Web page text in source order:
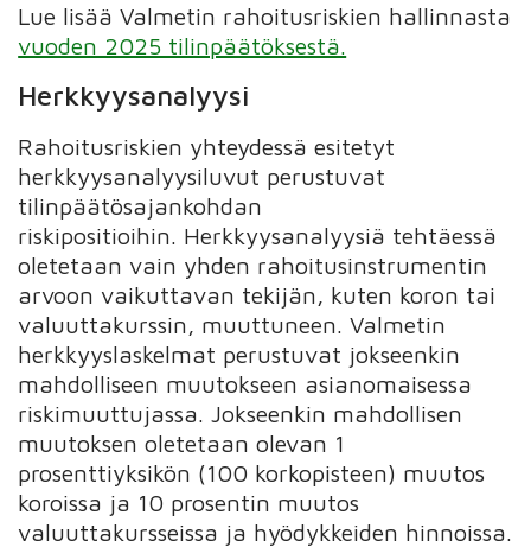
Lue lisää Valmetin rahoitusriskien hallinnasta
vuoden 2025 tilinpäätöksestä.
Herkkyysanalyysi
Rahoitusriskien yhteydessä esitetyt
herkkyysanalyysiluvut perustuvat
tilinpäätösajankohdan
riskipositioihin. Herkkyysanalyysiä tehtäessä
oletetaan vain yhden rahoitusinstrumentin
arvoon vaikuttavan tekijän, kuten koron tai
valuuttakurssin, muuttuneen. Valmetin
herkkyyslaskelmat perustuvat jokseenkin
mahdolliseen muutokseen asianomaisessa
riskimuuttujassa. Jokseenkin mahdollisen
muutoksen oletetaan olevan 1
prosenttiyksikön (100 korkopisteen) muutos
koroissa ja 10 prosentin muutos
valuuttakursseissa ja hyödykkeiden hinnoissa.